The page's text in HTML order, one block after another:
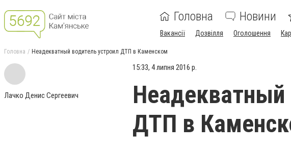
Головна Новини
Вакансії Дозвілля Оголошення
Головна Неадекватный водитель устроил ДТП в Каменском
Лачко Денис Сергеевич
15:33, 4 липня 2016 р.
Неадекватный
ДТП в